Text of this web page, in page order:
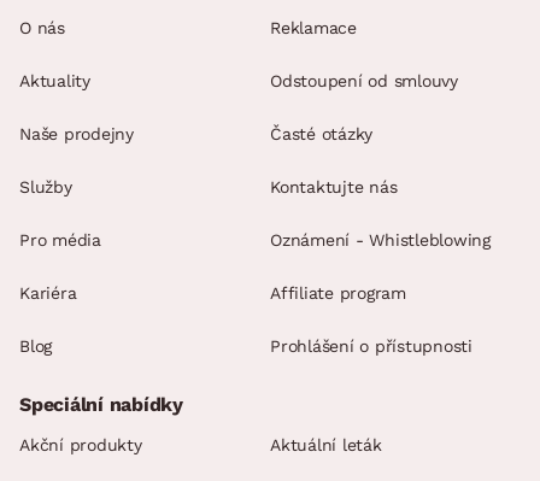
O nás
Aktuality
Naše prodejny
Služby
Pro média
Kariéra
Blog
Reklamace
Odstoupení od smlouvy
Časté otázky
Kontaktujte nás
Oznámení - Whistleblowing
Affiliate program
Prohlášení o přístupnosti
Speciální nabídky
Akční produkty Aktuální leták